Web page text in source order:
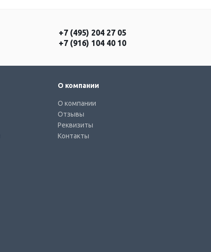
+7 (495) 204 27 05
+7 (916) 104 40 10
О компании
О компании
Отзывы
Реквизиты
Контакты